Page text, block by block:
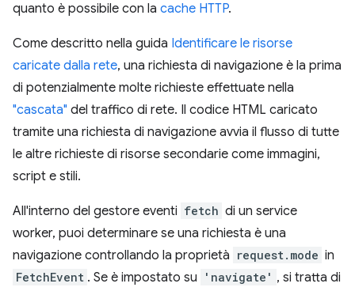
quanto è possibile con la cache HTTP.
Come descritto nella guida Identificare le risorse
caricate dalla rete, una richiesta di navigazione è la prima
di potenzialmente molte richieste effettuate nella
"cascata" del traffico di rete. Il codice HTML caricato
tramite una richiesta di navigazione avvia il flusso di tutte
le altre richieste di risorse secondarie come immagini,
script e stili.
All'interno del gestore eventi fetch di un service
worker, puoi determinare se una richiesta è una
navigazione controllando la proprietà request.mode in
FetchEvent . Se è impostato su 'navigate' , si tratta di